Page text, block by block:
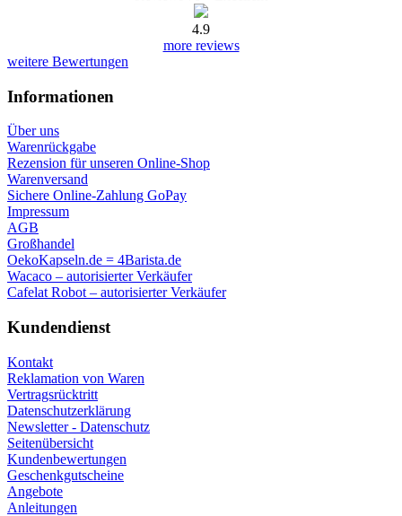
4.9
more reviews
weitere Bewertungen
Informationen
Über uns
Warenrückgabe
Rezension für unseren Online-Shop
Warenversand
Sichere Online-Zahlung GoPay
Impressum
AGB
Großhandel
OekoKapseln.de = 4Barista.de
Wacaco – autorisierter Verkäufer
Cafelat Robot – autorisierter Verkäufer
Kundendienst
Kontakt
Reklamation von Waren
Vertragsrücktritt
Datenschutzerklärung
Newsletter - Datenschutz
Seitenübersicht
Kundenbewertungen
Geschenkgutscheine
Angebote
Anleitungen